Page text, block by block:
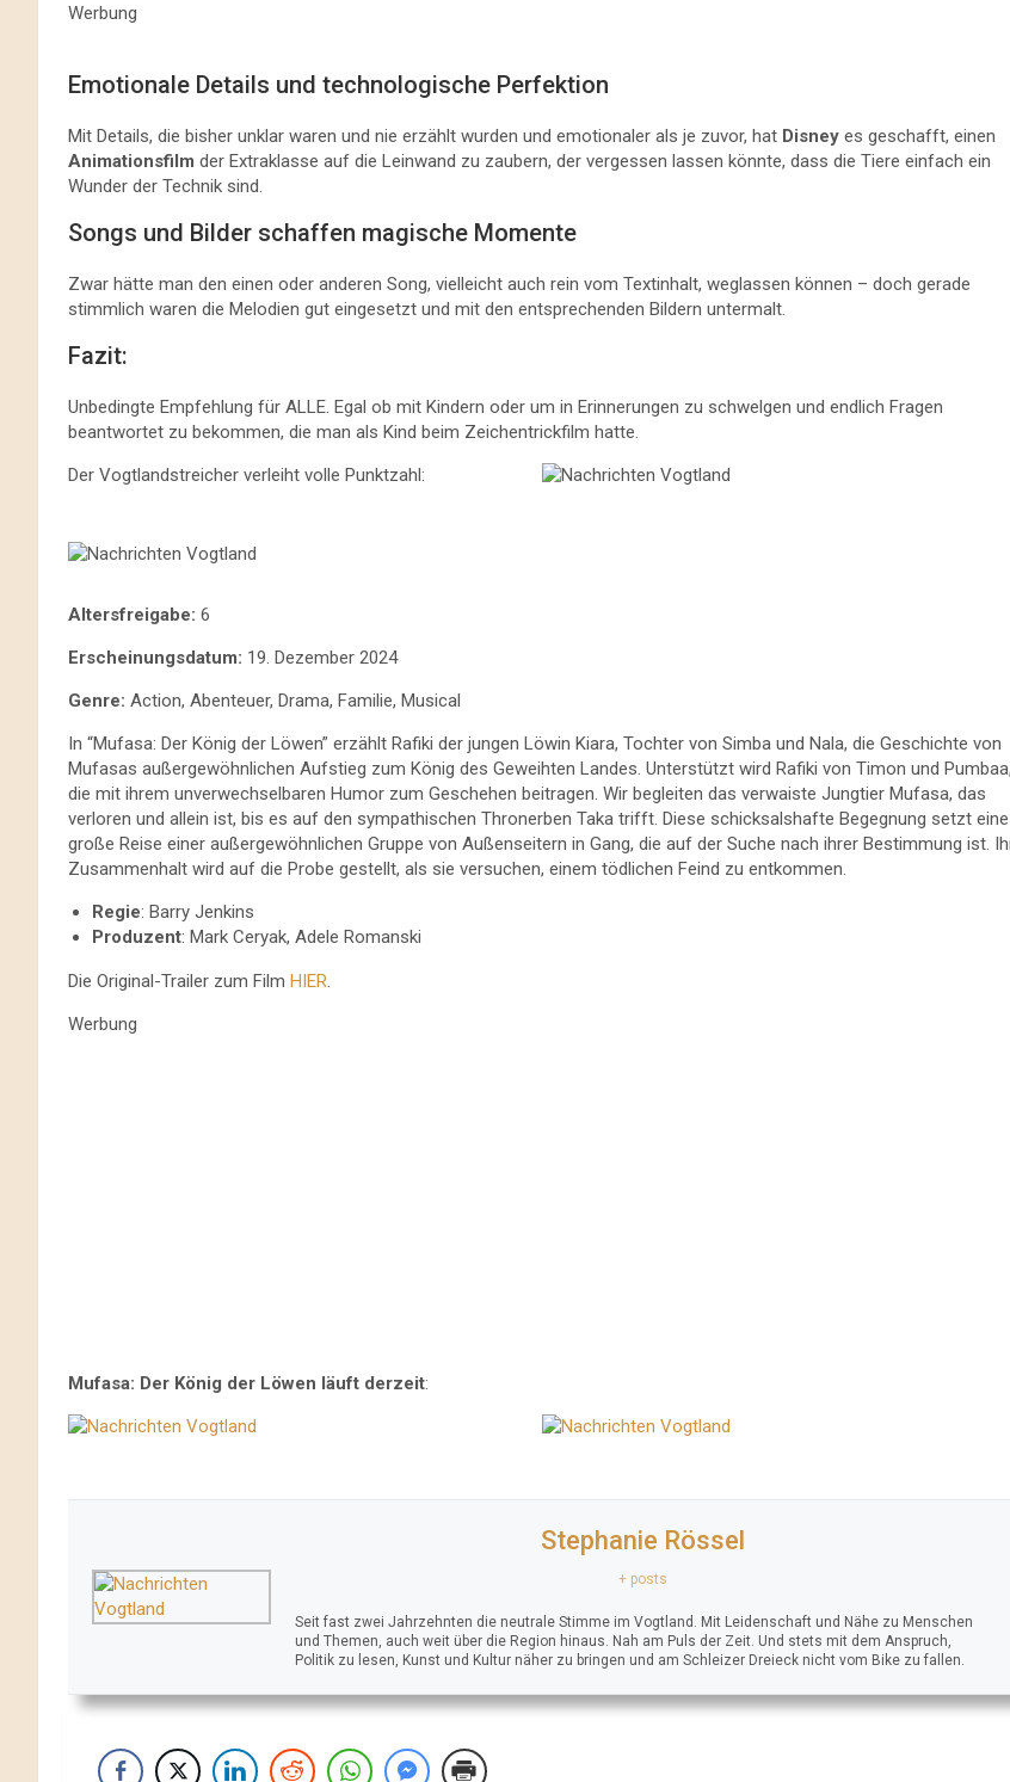
Werbung
Emotionale Details und technologische Perfektion
Mit Details, die bisher unklar waren und nie erzählt wurden und emotionaler als je zuvor, hat Disney es geschafft, einen
Animationsfilm der Extraklasse auf die Leinwand zu zaubern, der vergessen lassen könnte, dass die Tiere einfach ein
Wunder der Technik sind.
Songs und Bilder schaffen magische Momente
Zwar hätte man den einen oder anderen Song, vielleicht auch rein vom Textinhalt, weglassen können – doch gerade
stimmlich waren die Melodien gut eingesetzt und mit den entsprechenden Bildern untermalt.
Fazit:
Unbedingte Empfehlung für ALLE. Egal ob mit Kindern oder um in Erinnerungen zu schwelgen und endlich Fragen
beantwortet zu bekommen, die man als Kind beim Zeichentrickfilm hatte.
Der Vogtlandstreicher verleiht volle Punktzahl:
Altersfreigabe: 6
Erscheinungsdatum: 19. Dezember 2024
Genre: Action, Abenteuer, Drama, Familie, Musical
In “Mufasa: Der König der Löwen” erzählt Rafiki der jungen Löwin Kiara, Tochter von Simba und Nala, die Geschichte von
Mufasas außergewöhnlichen Aufstieg zum König des Geweihten Landes. Unterstützt wird Rafiki von Timon und Pumbaa,
die mit ihrem unverwechselbaren Humor zum Geschehen beitragen. Wir begleiten das verwaiste Jungtier Mufasa, das
verloren und allein ist, bis es auf den sympathischen Thronerben Taka trifft. Diese schicksalshafte Begegnung setzt eine
große Reise einer außergewöhnlichen Gruppe von Außenseitern in Gang, die auf der Suche nach ihrer Bestimmung ist.
Zusammenhalt wird auf die Probe gestellt, als sie versuchen, einem tödlichen Feind zu entkommen.
Regie: Barry Jenkins
Produzent: Mark Ceryak, Adele Romanski
Die Original-Trailer zum Film HIER
Werbung
Mufasa: Der König der Löwen läuft derzeit:
Stephanie Rössel
+ posts
Seit fast zwei Jahrzehnten die neutrale Stimme im Vogtland. Mit Leidenschaft und Nähe zu Menschen
und Themen, auch weit über die Region hinaus. Nah am Puls der Zeit. Und stets mit dem Anspruch,
Politik zu lesen, Kunst und Kultur näher zu bringen und am Schleizer Dreieck nicht vom Bike zu fallen.